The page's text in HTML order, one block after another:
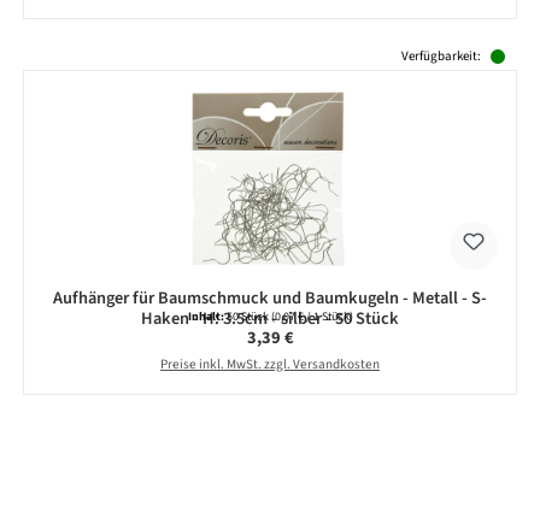
Verfügbarkeit:
Aufhänger für Baumschmuck und Baumkugeln - Metall - S-
Haken - H: 3.5cm - silber - 50 Stück
Inhalt:50 Stück(0,07 € / 1 Stück)
Regulärer Preis:
3,39 €
Preise inkl. MwSt. zzgl. Versandkosten